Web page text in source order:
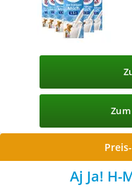
Aj Ja! H-